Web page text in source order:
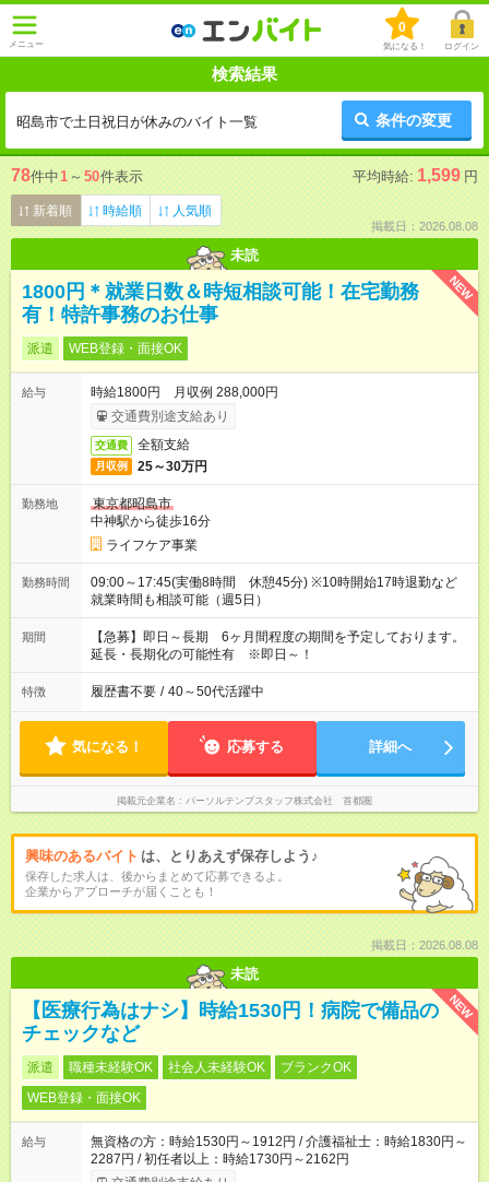
メニュー
0
気になる！ ログイン
検索結果
昭島市で土日祝日が休みのバイト一覧 条件の変更
78件中1 ～ 50件表示 平均時給: 1,599 円
新着順 時給順 人気順
掲載日：2026.08.08
未読
NEW
1800円＊就業日数＆時短相談可能！在宅勤務
有！特許事務のお仕事
派遣 WEB登録・面接OK
給与
時給1800円 月収例 288,000円
交通費別途支給あり
交通費 全額支給
月収例 25～30万円
勤務地
東京都昭島市
中神駅から徒歩16分
ライフケア事業
勤務時間
09:00～17:45(実働8時間 休憩45分) ※10時開始17時退勤など
就業時間も相談可能（週5日）
期間
【急募】即日～長期 6ヶ月間程度の期間を予定しております。
延長・長期化の可能性有 ※即日～！
特徴 履歴書不要 / 40～50代活躍中
気になる！ 応募する 詳細へ
掲載元企業名 パーソルテンプスタッフ株式会社 首都圏
興味のあるバイト は、とりあえず保存しよう♪
保存した求人は、後からまとめて応募できるよ。
企業からアプローチが届くことも！
掲載日：2026.08.08
未読
NEW
【医療行為はナシ】時給1530円！病院で備品の
チェックなど
派遣 職種未経験OK 社会人未経験OK
ブランクOK
WEB登録・面接OK
給与
無資格の方：時給1530円～1912円 / 介護福祉士：時給1830円～
2287円 / 初任者以上：時給1730円～2162円